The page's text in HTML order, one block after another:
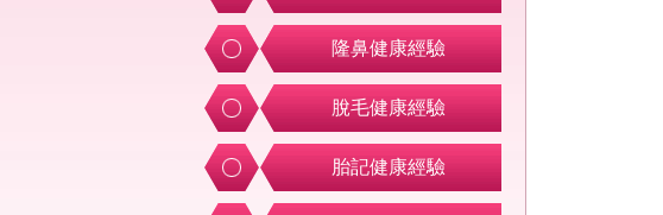
隆鼻健康經驗
脫毛健康經驗
胎記健康經驗